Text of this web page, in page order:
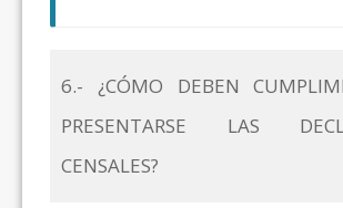
6.- ¿CÓMO DEBEN
PRESENTARSE LAS
CENSALES?